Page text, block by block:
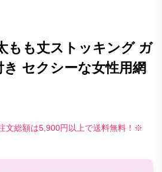
もも丈ストッキング ガ
セクシーな女性用網
文総額は5,900円以上で送料無料！※